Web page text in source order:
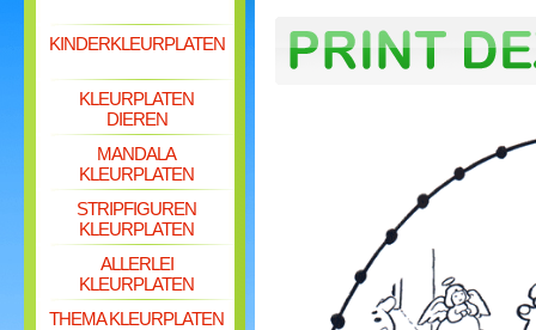
KINDERKLEURPLATEN
KLEURPLATEN
DIEREN
MANDALA
KLEURPLATEN
STRIPFIGUREN
KLEURPLATEN
ALLERLEI
KLEURPLATEN
THEMA KLEURPLATEN